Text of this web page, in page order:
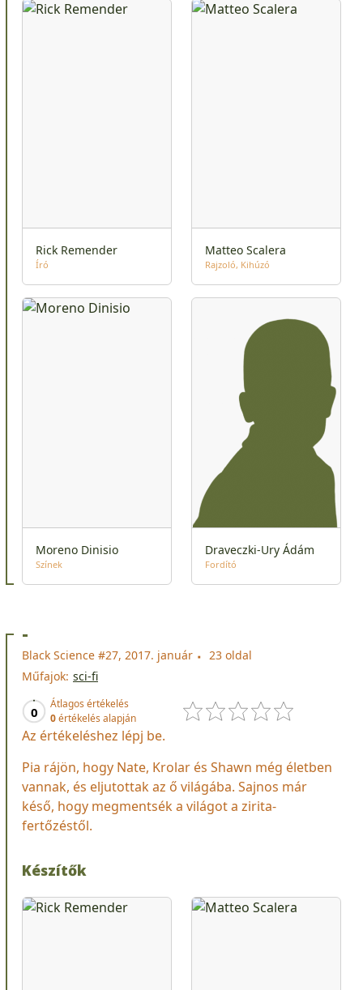
Rick Remender
Író
Matteo Scalera
Rajzoló Kihúzó
Moreno Dinisio
Színek
Draveczki-Ury Ádám
Fordító
-
Black Science #27, 2017. január
23 oldal
Műfajok: sci-fi
0
Átlagos értékelés
0értékelés alapján
Az értékeléshez lépj be.
Pia rájön, hogy Nate, Krolar és Shawn még életben
vannak, és eljutottak az ő világába. Sajnos már
késő, hogy megmentsék a világot a zirita-
fertőzéstől.
Készítők